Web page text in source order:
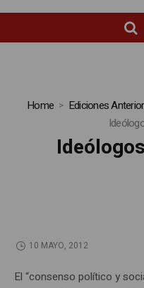
Home Ediciones
10 MAYO, 2012
El “consenso político y